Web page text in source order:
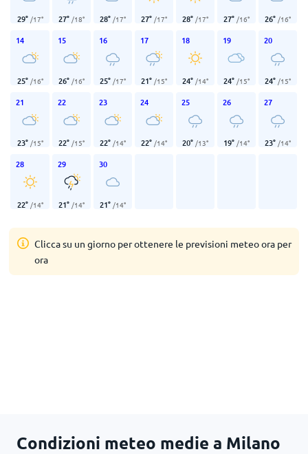
29° /17° 27° /18° 28° /17° 27° /17° 28° /17° 27° /16° 26° /16°
14
25° /16°
15
26° /16°
16
25° /17°
17
21° /15°
18
24° /14°
19
24° /15°
20
24° /15°
21
23° /15°
22
22° /15°
23
22° /14°
24
22° /14°
25
20° /13°
26
19° /14°
27
23° /14°
28
22° /14°
29
21° /14°
30
21° /14°
Clicca su un giorno per ottenere le previsioni meteo ora per
ora
Condizioni meteo medie a Milano